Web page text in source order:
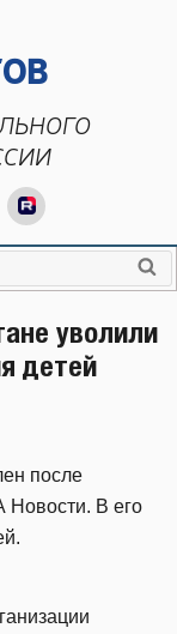
уволили
детей
после
Новости. В его